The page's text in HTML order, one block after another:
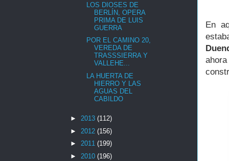
En
LOS DIOSES DE
BERLÍN, OPERA
PRIMA DE LUIS
GUERRA
POR EL CAMINO 20,
VEREDA DE
TRASSSIERRA Y
VALLEHE...
LA HUERTA DE
HIERRO Y LAS
AGUAS DEL
CABILDO
► 2013 (112)
► 2012 (156)
► 2011 (199)
► 2010 (196)